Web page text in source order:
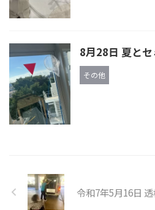
8月28日 夏と
その他
令和7年5月16日